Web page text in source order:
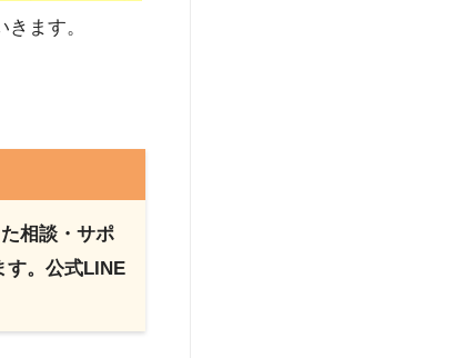
きます。
相談・サポ
す。公式LINE